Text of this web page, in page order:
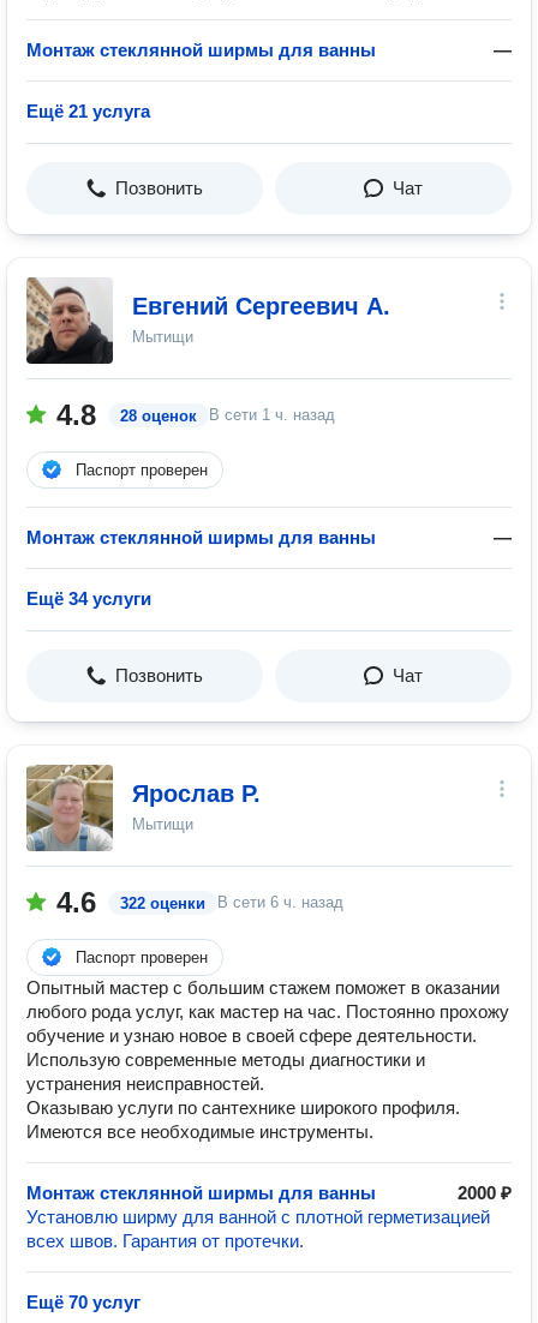
Монтаж стеклянной ширмы для ванны —
Ещё 21 услуга
Позвонить Чат
Евгений Сергеевич А.
Мытищи
4.8 28 оценок В сети 1 ч. назад
Паспорт проверен
Монтаж стеклянной ширмы для ванны —
Ещё 34 услуги
Позвонить Чат
Ярослав Р.
Мытищи
4.6 322 оценки В сети 6 ч. назад
Паспорт проверен
Опытный мастер с большим стажем поможет в оказании
любого рода услуг, как мастер на час. Постоянно прохожу
обучение и узнаю новое в своей сфере деятельности.
Использую современные методы диагностики и
устранения неисправностей.
Оказываю услуги по сантехнике широкого профиля.
Имеются все необходимые инструменты.
Монтаж стеклянной ширмы для ванны
2000 ₽
Установлю ширму для ванной с плотной герметизацией
всех швов. Гарантия от протечки.
Ещё 70 услуг